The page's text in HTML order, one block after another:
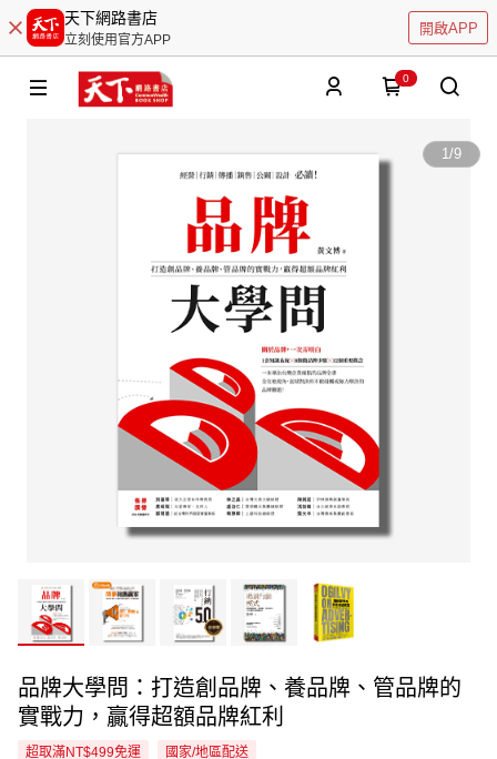
天下網路書店
立刻使用官方APP
開啟APP
0
1/9
品牌大學問：打造創品牌、養品牌、管品牌的
實戰力，贏得超額品牌紅利
超取滿NT$499免運 國家/地區配送